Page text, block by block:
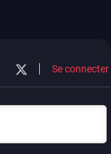
Se connecter